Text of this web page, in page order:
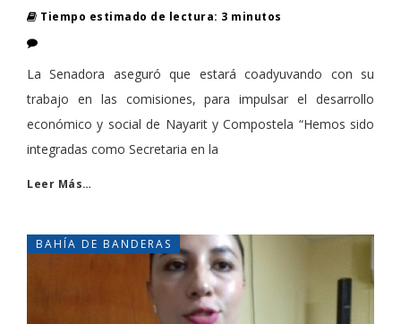
Tiempo estimado de lectura: 3 minutos
La Senadora aseguró que estará coadyuvando con su
trabajo en las comisiones, para impulsar el desarrollo
económico y social de Nayarit y Compostela “Hemos sido
integradas como Secretaria en la
Leer Más…
BAHÍA DE BANDERAS